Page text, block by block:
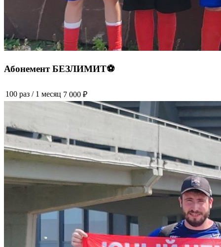
Абонемент БЕЗЛИМИТ⚽️
100 раз / 1 месяц 7 000 ₽